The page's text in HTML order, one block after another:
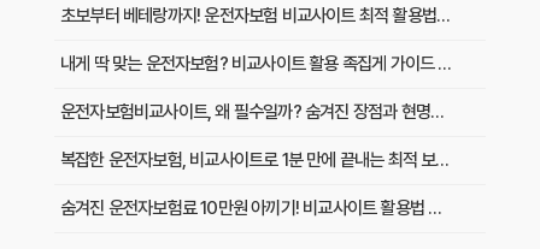
초보부터 베테랑까지! 운전자보험 비교사이트 최적 활용법과 맞춤 플랜
내게 딱 맞는 운전자보험? 비교사이트 활용 족집게 가이드 & 성공 후기
운전자보험비교사이트, 왜 필수일까? 숨겨진 장점과 현명하게 활용하는 비법
복잡한 운전자보험, 비교사이트로 1분 만에 끝내는 최적 보험료 찾기
숨겨진 운전자보험료 10만원 아끼기! 비교사이트 활용법 이것부터 확인